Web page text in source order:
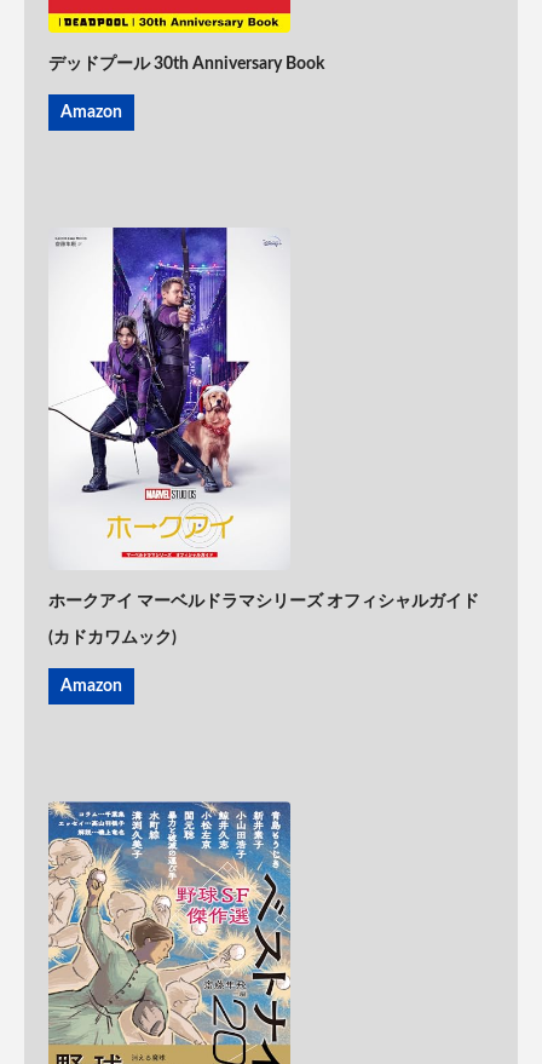
デッドプール 30th Anniversary Book
Amazon
ホークアイ マーベルドラマシリーズ オフィシャルガイド
(カドカワムック)
Amazon